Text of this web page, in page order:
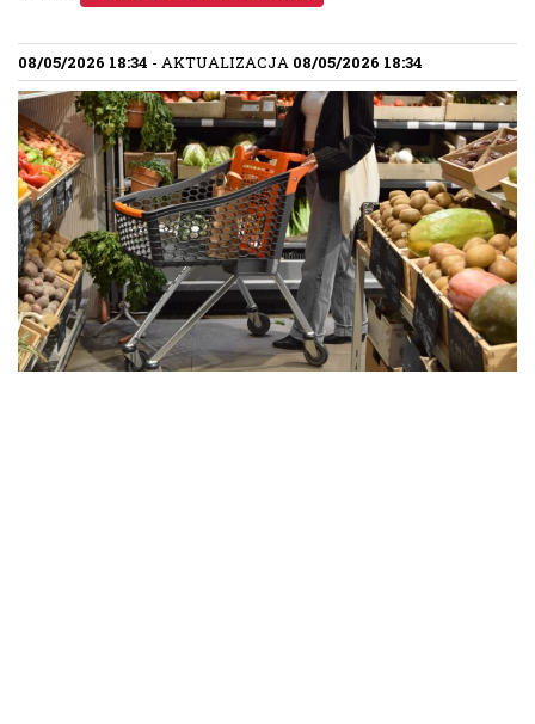
08/05/2026 18:34 - AKTUALIZACJA 08/05/2026 18:34